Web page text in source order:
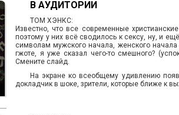
В АУДИТОРИИ
ТОМ ХЭНКС:
Известно, что все современные
поэтому у них всё сводилось к сексу, ну, и
символам мужского начала, женского
гжоте, я уже сказал чего-то смешного?
Смените слайд.
На экране ко всеобщему удивлению
докладчик в шоке, зрители, которые ближе к